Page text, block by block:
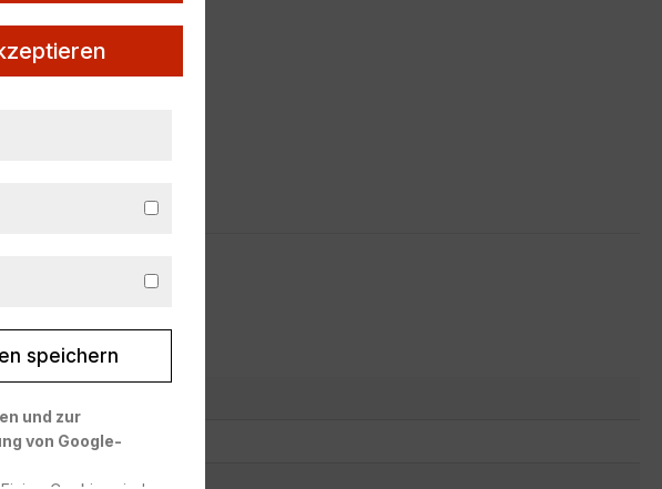
4012138128989
Minichamps
speichern
und zur
von Google-